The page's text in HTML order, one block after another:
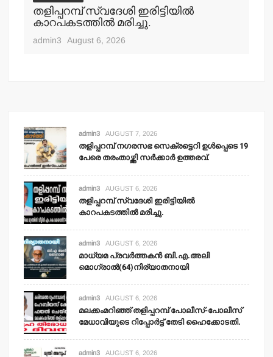
തളിപ്പറമ്പ് സ്വദേശി ഇരിട്ടിയില്‍
കാറപകടത്തില്‍ മരിച്ചു.
admin3 August 6, 2026
admin3 AUGUST 7, 2026
തളിപ്പറമ്പ് നഗരസഭ സെക്രട്ടെറി ഉള്‍പ്പെടെ 19
പേരെ തരംതാഴ്ത്തി സര്‍ക്കാര്‍ ഉത്തരവ്.
admin3 AUGUST 6, 2026
തളിപ്പറമ്പ് സ്വദേശി ഇരിട്ടിയില്‍
കാറപകടത്തില്‍ മരിച്ചു.
admin3 AUGUST 6, 2026
മാധ്യമ പ്രവര്‍ത്തകന്‍ ബി.എ.അലി
മൊഗ്രാല്‍(64)നിര്യാതനായി
admin3 AUGUST 6, 2026
മലക്കംമറിഞ്ഞ് തളിപ്പറമ്പ് പോലീസ്-പോലീസ്
മേധാവിയുടെ റിപ്പോര്‍ട്ട് തേടി ഹൈക്കോടതി.
admin3 AUGUST 6, 2026